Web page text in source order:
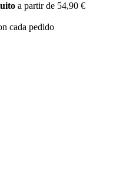
a partir de 54,90 €
cada pedido